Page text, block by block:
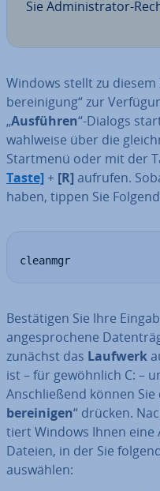
Sie Ad­mi­nis­tra­tor-
Windows stellt zu
be­rei­ni­gung“ zur
„Ausführen“-Dialogs
wahlweise über die
Startmenü oder mit der
Taste] + [R] aufrufen.
haben, tippen Sie
cleanmgr
Be­stä­ti­gen Sie Ihre
an­ge­spro­che­ne
zunächst das Laufwerk
ist – für ge­wöhn­lich C: –
An­schlie­ßend können Sie
be­rei­ni­gen“ drücken.
tiert Windows Ihnen
Dateien, in der Sie
auswählen: